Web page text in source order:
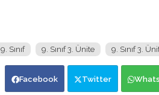
9. Sınıf 9. Sınıf 3. Ünite 9. Sınıf 3.
Facebook Twitter